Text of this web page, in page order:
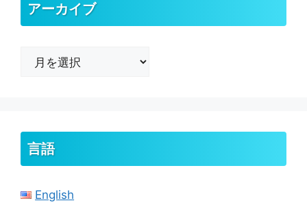
アーカイブ
言語
English